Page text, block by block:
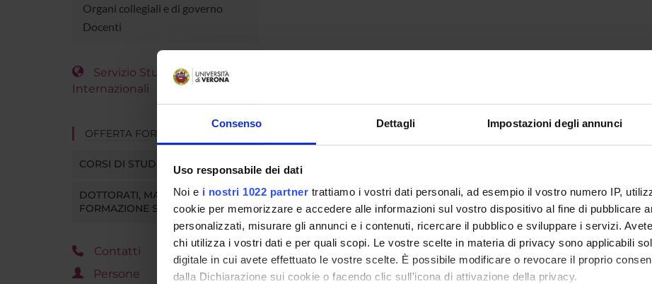
Consenso Dettagli Impostazioni degli annunci
Uso responsabile dei dati
Noi e i nostri 1022 partner trattiamo i vostri dati personali, ad esempio il vostro numero IP,
cookie per memorizzare e accedere alle informazioni sul vostro dispositivo al fine di pubblicare
personalizzati, misurare gli annunci e i contenuti, ricercare il pubblico e sviluppare i servizi.
chi utilizza i vostri dati e per quali scopi. Le vostre scelte in materia di privacy sono applicabili
digitale in cui avete effettuato le vostre scelte. È possibile modificare o revocare il proprio
dalla Dichiarazione sui cookie o facendo clic sull'icona di attivazione della privacy.
Organi collegiali e di governo
Docenti
Servizio Studenti
Internazionali
OFFERTA FORMATIVA
CORSI DI STUDIO
DOTTORATI, MASTER E
FORMAZIONE SUPERIORE
Contatti
Persone